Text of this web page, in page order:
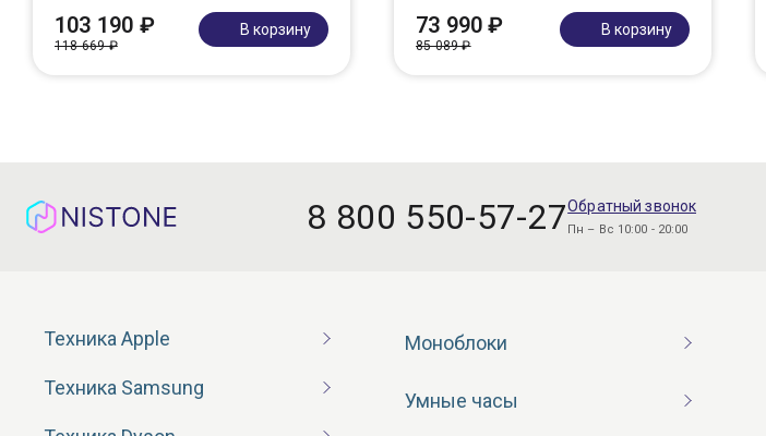
103 190 ₽
118 669 ₽
В корзину 73 990 ₽
85 089 ₽
В корзину
8 800 550-57-27Обратный звонок
Пн – Вс 10:00 - 20:00
Техника Apple
Техника Samsung
Моноблоки
Умные часы